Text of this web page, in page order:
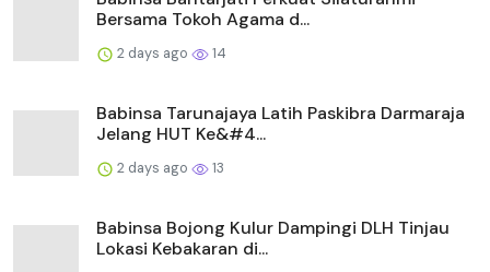
Bersama Tokoh Agama d...
2 days ago 14
Babinsa Tarunajaya Latih Paskibra Darmaraja
Jelang HUT Ke&#4...
2 days ago 13
Babinsa Bojong Kulur Dampingi DLH Tinjau
Lokasi Kebakaran di...